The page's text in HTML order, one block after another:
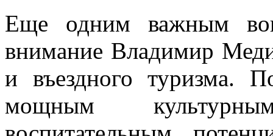
Еще одним важным
внимание Владимир
и въездного туризма.
мощным